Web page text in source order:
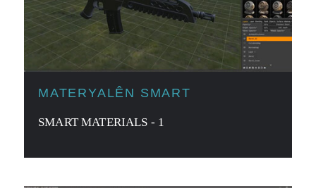
MATERYALÊN SMART
SMART MATERIALS - 1